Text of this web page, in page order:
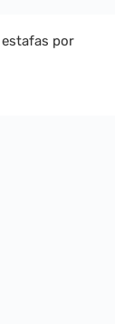
estafas por